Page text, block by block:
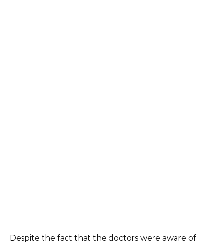
Despite the fact that the doctors were aware of